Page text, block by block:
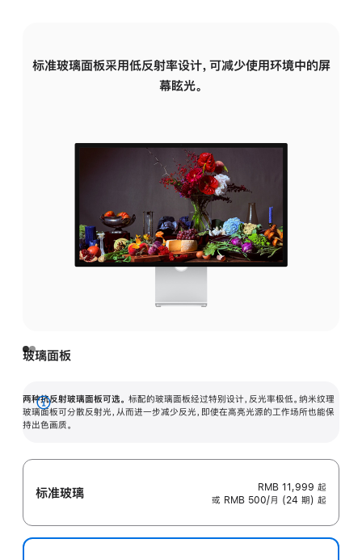
标准玻璃面板采用低反射率设计，可减少使用环境中的屏
幕眩光。
玻璃面板
两种抗反射玻璃面板可选。 标配的玻璃面板经过特别设计，反光率极低。纳米纹理
玻璃面板可分散反射光，从而进一步减少反光，即使在高亮光源的工作场所也能保
持出色画质。
展
开
标准玻璃 RMB 11,999 起
或 RMB 500/月 (24 期) 起